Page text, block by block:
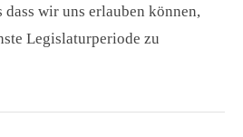
wir uns erlauben können,
Legislaturperiode zu